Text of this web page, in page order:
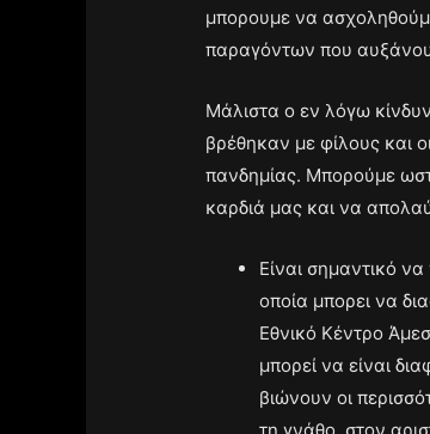
μπορουμε να
παραγόντων που
Μάλιστα ο εν λόγω
βρέθηκαν με φίλους και
πανδημίας. Μπορούμε
καρδιά μας και να
Είναι σημαντικό
οποία μπορει να
Εθνικό Κέντρο
μπορεί να είναι
βιώνουν οι